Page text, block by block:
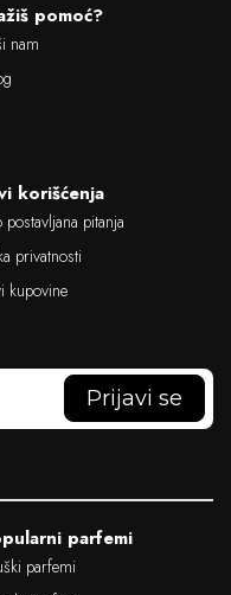
pomoć?
nam
korišćenja
postavljana pitanja
privatnosti
kupovine
parfemi
parfemi